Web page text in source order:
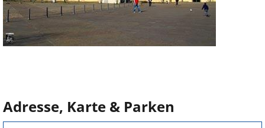
Adresse, Karte & Parken